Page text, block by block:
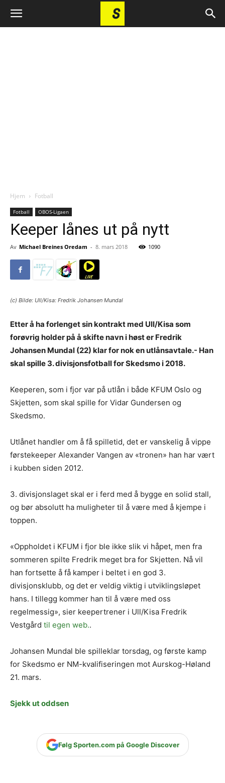
Hjem Fotball
Fotball OBOS-Ligaen
Keeper lånes ut på nytt
Av Michael Breines Oredam - 8. mars 2018 1090
(c) Bilde: Ull/Kisa: Fredrik Johansen Mundal
Etter å ha forlenget sin kontrakt med Ull/Kisa som
forøvrig holder på å skifte navn i høst er Fredrik
Johansen Mundal (22) klar for nok en utlånsavtale.- Han
skal spille 3. divisjonsfotball for Skedsmo i 2018.
Keeperen, som i fjor var på utlån i både KFUM Oslo og
Skjetten, som skal spille for Vidar Gundersen og
Skedsmo.
Utlånet handler om å få spilletid, det er vanskelig å vippe
førstekeeper Alexander Vangen av «tronen» han har vært
i kubben siden 2012.
3. divisjonslaget skal er i ferd med å bygge en solid stall,
og bør absolutt ha muligheter til å være med å kjempe i
toppen.
«Oppholdet i KFUM i fjor ble ikke slik vi håpet, men fra
sommeren spilte Fredrik meget bra for Skjetten. Nå vil
han fortsette å få kamper i beltet i en god 3.
divisjonsklubb, og det er veldig viktig i utviklingsløpet
hans. I tillegg kommer han til å være med oss
regelmessig», sier keepertrener i Ull/Kisa Fredrik
Vestgård til egen web..
Johansen Mundal ble spilleklar torsdag, og første kamp
for Skedsmo er NM-kvalifiseringen mot Aurskog-Høland
21. mars.
Sjekk ut oddsen
Følg Sporten.com på Google Discover